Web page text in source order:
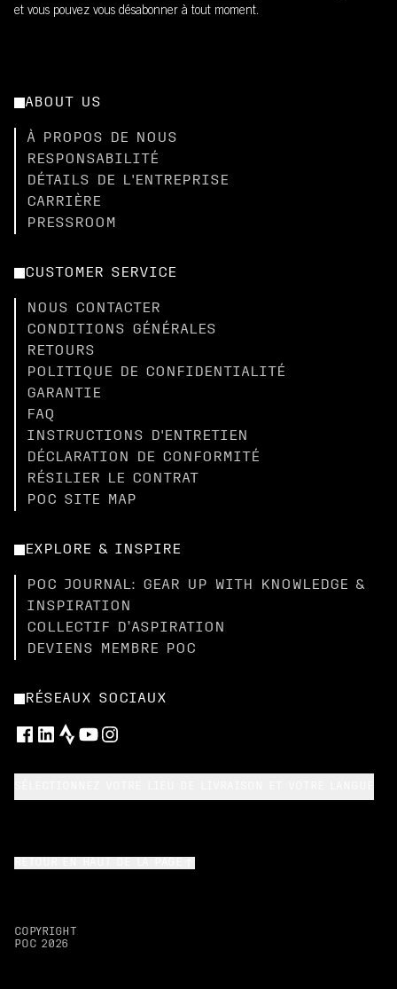
et vous pouvez vous désabonner à tout moment.
ABOUT US
À PROPOS DE NOUS
RESPONSABILITÉ
DÉTAILS DE L'ENTREPRISE
CARRIÈRE
PRESSROOM
CUSTOMER SERVICE
NOUS CONTACTER
CONDITIONS GÉNÉRALES
RETOURS
POLITIQUE DE CONFIDENTIALITÉ
GARANTIE
FAQ
INSTRUCTIONS D'ENTRETIEN
DÉCLARATION DE CONFORMITÉ
RÉSILIER LE CONTRAT
POC SITE MAP
EXPLORE & INSPIRE
POC JOURNAL: GEAR UP WITH KNOWLEDGE &
INSPIRATION
COLLECTIF D’ASPIRATION
DEVIENS MEMBRE POC
RÉSEAUX SOCIAUX
COPYRIGHT
POC 2026